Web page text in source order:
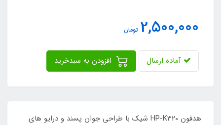
2,500,000 تومان
آماده ارسال
هدفون HP-K320 شیک با طراحی جوان پسند و درایو های